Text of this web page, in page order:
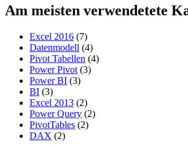
Am meisten verwendetete
Excel 2016 (7)
Datenmodell (4)
Pivot Tabellen (4)
Power Pivot (3)
Power BI (3)
BI (3)
Excel 2013 (2)
Power Query (2)
PivotTables (2)
DAX (2)